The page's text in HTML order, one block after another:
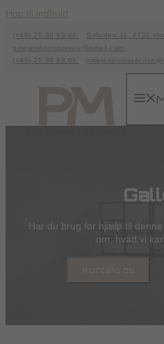
Hop til indhold
(+45) 25 38 99 66
Solsiden 11, 8722
pmejendomsservice@gmail.com
(+45) 25 38 99 66
Har du brug for hjælp til
om, hvad vi
Kontakt os